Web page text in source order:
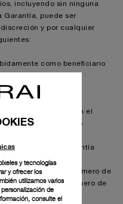
incluyendo sin ninguna
Garantía, puede ser
y por cualquier
como beneficiario
inscripción en el
motivos;
comercial en el
de la Garantía o
o documentación
de compra, Garantía
etc.);
Garantía y el número de
con el número de
y tecnologías
y ofrecer los
utilizamos varios
de
consulte el